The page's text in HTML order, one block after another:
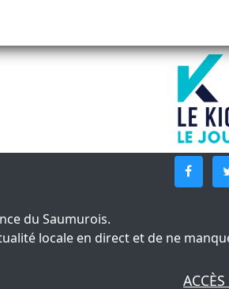
du Saumurois.
locale en direct et de ne